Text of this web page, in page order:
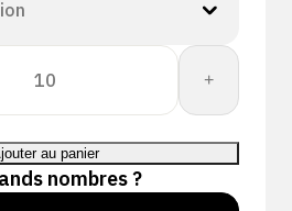
+
au panier
nombres ?